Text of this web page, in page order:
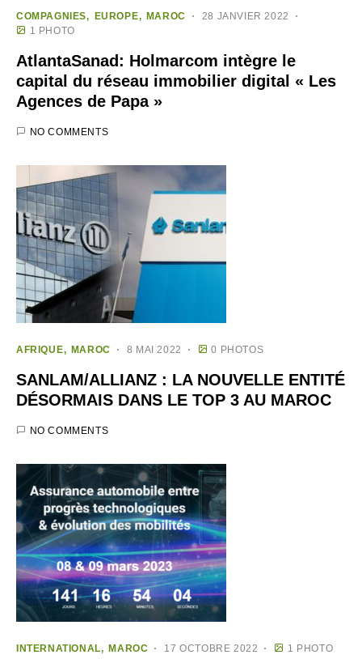
COMPAGNIES EUROPE MAROC
28 JANVIER 2022
1 PHOTO
AtlantaSanad: Holmarcom intègre le
capital du réseau immobilier digital « Les
Agences de Papa »
NO COMMENTS
AFRIQUE MAROC 8 MAI 2022 0 PHOTOS
SANLAM/ALLIANZ : LA NOUVELLE ENTITÉ
DÉSORMAIS DANS LE TOP 3 AU MAROC
NO COMMENTS
INTERNATIONAL MAROC 17 OCTOBRE 2022 1 PHOTO